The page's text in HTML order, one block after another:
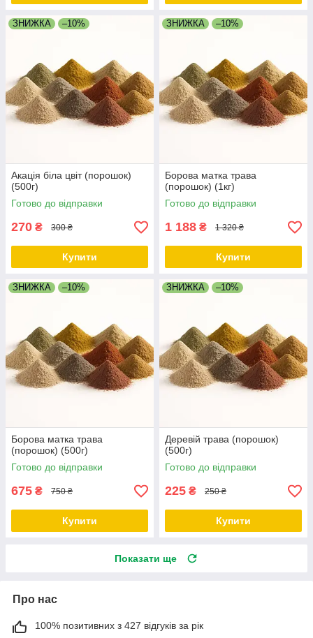
ЗНИЖКА –10%
Акація біла цвіт (порошок)
(500г)
Готово до відправки
270 ₴ 300 ₴
Купити
ЗНИЖКА –10%
Борова матка трава
(порошок) (1кг)
Готово до відправки
1 188 ₴ 1 320 ₴
Купити
ЗНИЖКА –10%
Борова матка трава
(порошок) (500г)
Готово до відправки
675 ₴ 750 ₴
Купити
ЗНИЖКА –10%
Деревій трава (порошок)
(500г)
Готово до відправки
225 ₴ 250 ₴
Купити
Показати ще
Про нас
100% позитивних з 427 відгуків за рік